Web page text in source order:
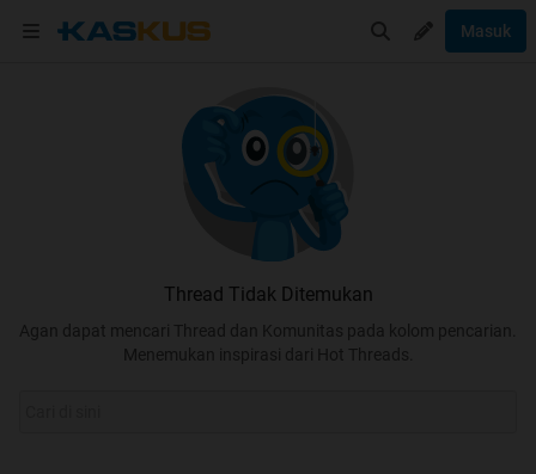
Masuk
Thread Tidak Ditemukan
Agan dapat mencari Thread dan Komunitas pada kolom pencarian.
Menemukan inspirasi dari Hot Threads.